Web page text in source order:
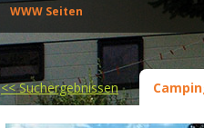
WWW Seiten
<<Suchergebnissen